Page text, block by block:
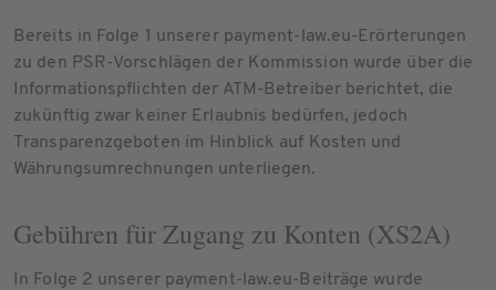
Bereits in Folge 1 unserer payment-law.eu-Erörterungen
zu den PSR-Vorschlägen der Kommission wurde über die
Informationspflichten der ATM-Betreiber berichtet, die
zukünftig zwar keiner Erlaubnis bedürfen, jedoch
Transparenzgeboten im Hinblick auf Kosten und
Währungsumrechnungen unterliegen.
Gebühren für Zugang zu Konten (XS2A)
In Folge 2 unserer payment-law.eu-Beiträge wurde